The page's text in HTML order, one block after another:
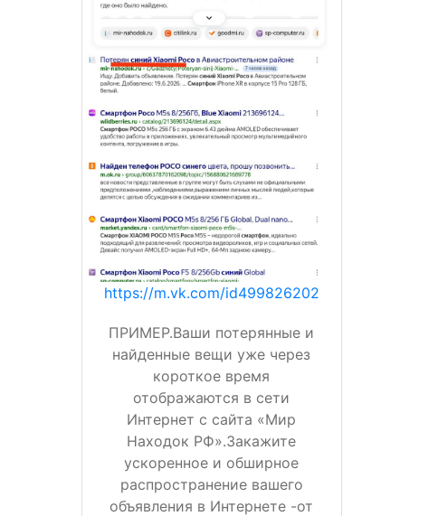
https://m.vk.com/id499826202
ПРИМЕР.Ваши потерянные и
найденные вещи уже через
короткое время
отображаются в сети
Интернет с сайта «Мир
Находок РФ».Закажите
ускоренное и обширное
распространение вашего
объявления в Интернете -от